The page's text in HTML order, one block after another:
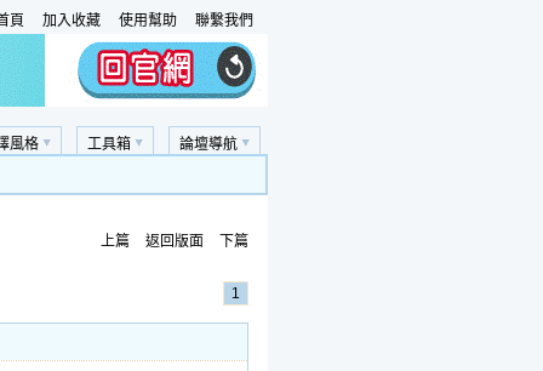
頁 加入收藏 使用幫助 聯繫我們
論壇導航
工具箱
風格
上篇 返回版面 下篇
1